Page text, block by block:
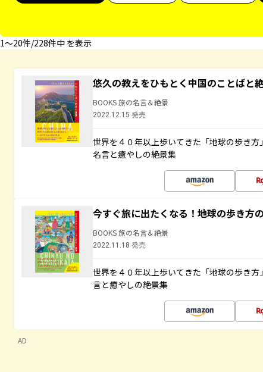
1〜20件/228件中 を表示
悠久の教えをひもとく中国のことばと
BOOKS 旅の名言＆絶景
2022.12.15 発売
世界を４０年以上歩いてきた「地球の歩き
名言と癒やしの絶景集
今すぐ旅に出たくなる！地球の歩き方
BOOKS 旅の名言＆絶景
2022.11.18 発売
世界を４０年以上歩いてきた「地球の歩き
言と癒やしの絶景集
AD